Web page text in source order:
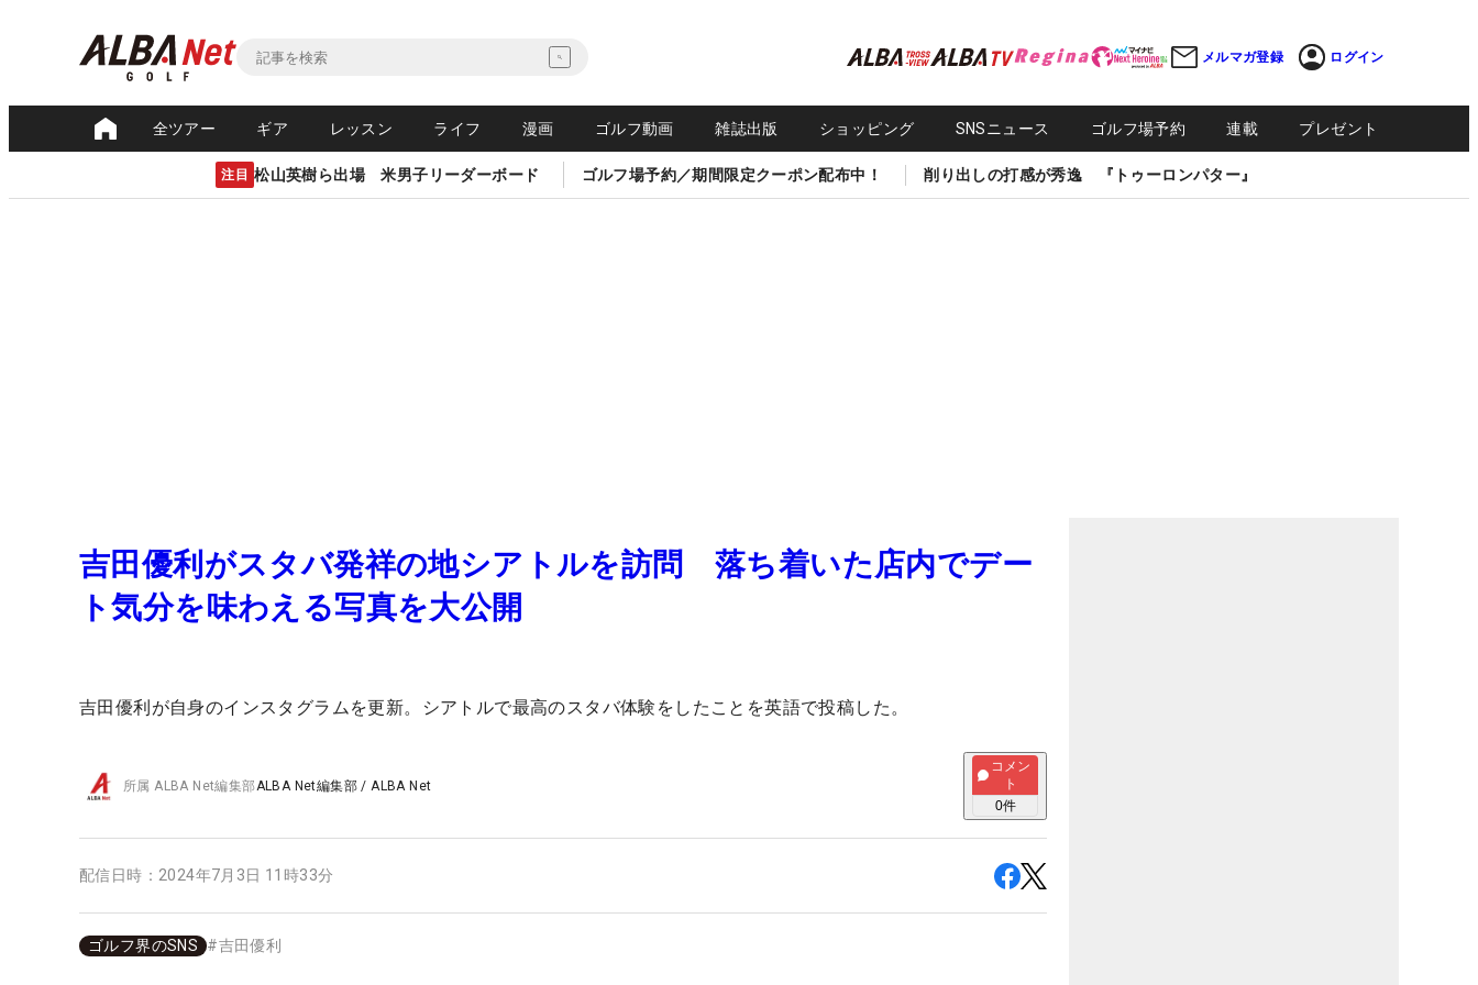
メルマガ登録 ログイン
全ツアー ギア レッスン ライフ 漫画 ゴルフ動画 雑誌出版 ショッピング SNSニュース ゴルフ場予約 連載 プレゼント
注目 松山英樹ら出場 米男子リーダーボード ゴルフ場予約／期間限定クーポン配布中！ 削り出しの打感が秀逸 『トゥーロンパター』
吉田優利がスタバ発祥の地シアトルを訪問 落ち着いた店内でデー
ト気分を味わえる写真を大公開
吉田優利が自身のインスタグラムを更新。シアトルで最高のスタバ体験をしたことを英語で投稿した。
所属ALBA Net編集部ALBA Net編集部 /ALBA Net
コメン
ト
0件
配信日時： 2024年7月3日 11時33分
ゴルフ界のSNS #吉田優利